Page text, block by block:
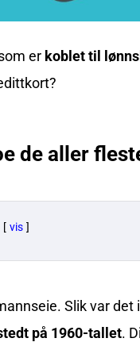
er koblet til
de aller
vis
Slik var
på 1960-tallet.